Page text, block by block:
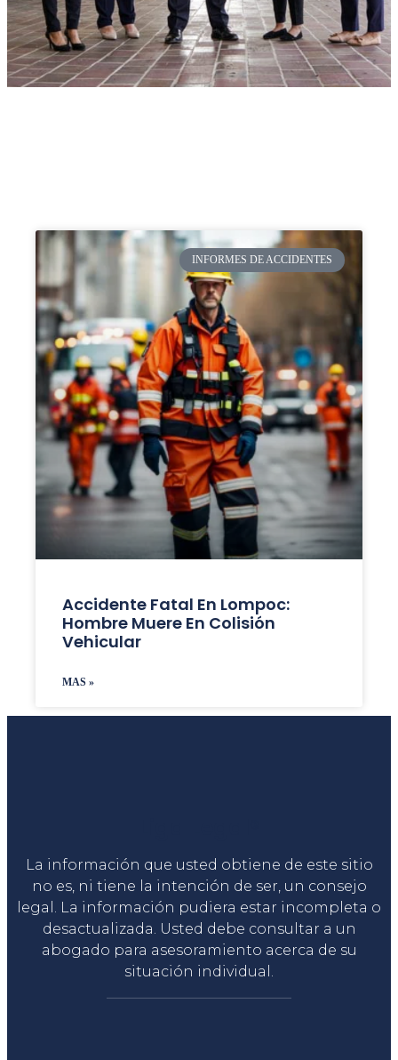
INFORMES DE ACCIDENTES
Accidente Fatal En Lompoc:
Hombre Muere En Colisión
Vehicular
MAS »
La información que usted obtiene de este sitio
no es, ni tiene la intención de ser, un consejo
legal. La información pudiera estar incompleta o
desactualizada. Usted debe consultar a un
abogado para asesoramiento acerca de su
situación individual.